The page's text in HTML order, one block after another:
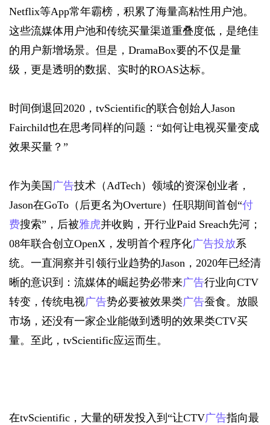
Netflix等App常年霸榜，积累了海量高粘性用户池。
这些流媒体用户池和传统买量渠道重叠度低，是绝佳
的用户新增场景。但是，DramaBox要的不仅是量
级，更是透明的数据、实时的ROAS达标。
时间倒退回2020，tvScientific的联合创始人Jason
Fairchild也在思考同样的问题：“如何让电视买量变成
效果买量？”
作为美国 广告技术（AdTech）领域的资深创业者，
Jason在GoTo（后更名为Overture）任职期间首创“付
费搜索”，后被雅虎并收购，开行业Paid Sreach先河；
08年联合创立OpenX，发明首个程序化广告投放系
统。一直洞察并引领行业趋势的Jason，2020年已经清
晰的意识到：流媒体的崛起势必带来广告行业向CTV
转变，传统电视广告势必要被效果类广告蚕食。放眼
市场，还没有一家企业能做到透明的效果类CTV买
量。至此，tvScientific应运而生。
在tvScientific，大量的研发投入到“让CTV广告指向最